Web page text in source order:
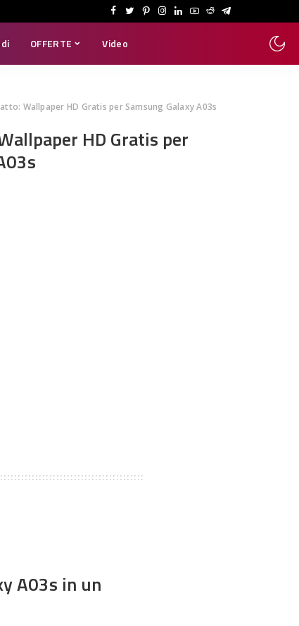
OFFERTE Video
Wallpaper HD Gratis per Samsung Galaxy A03s
HD Gratis per
A03s in un